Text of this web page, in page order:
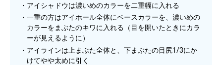
アイシャドウは濃いめのカラーを二重幅に入れる
一重の方はアイホール全体にベースカラーを、濃いめの
カラーをまぶたのキワに入れる（目を開いたときにカラ
ーが見えるように）
アイラインは上まぶた全体と、下まぶたの目尻1/3にか
けてやや太めに引く